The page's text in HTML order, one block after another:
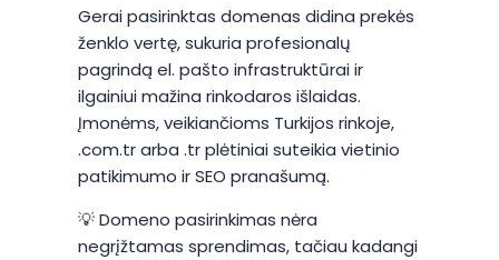
Gerai pasirinktas domenas didina prekės
ženklo vertę, sukuria profesionalų
pagrindą el. pašto infrastruktūrai ir
ilgainiui mažina rinkodaros išlaidas.
Įmonėms, veikiančioms Turkijos rinkoje,
.com.tr arba .tr plėtiniai suteikia vietinio
patikimumo ir SEO pranašumą.
💡 Domeno pasirinkimas nėra
negrįžtamas sprendimas, tačiau kadangi